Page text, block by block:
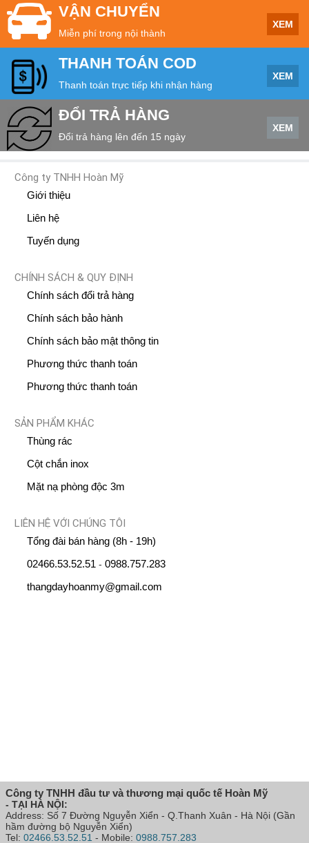
VẬN CHUYỂN
Miễn phí trong nội thành
XEM
THANH TOÁN COD
Thanh toán trực tiếp khi nhận hàng
XEM
ĐỔI TRẢ HÀNG
Đổi trả hàng lên đến 15 ngày
XEM
Công ty TNHH Hoàn Mỹ
Giới thiệu
Liên hệ
Tuyến dụng
CHÍNH SÁCH & QUY ĐỊNH
Chính sách đổi trả hàng
Chính sách bảo hành
Chính sách bảo mật thông tin
Phương thức thanh toán
Phương thức thanh toán
SẢN PHẨM KHÁC
Thùng rác
Cột chắn inox
Mặt nạ phòng độc 3m
LIÊN HỆ VỚI CHÚNG TÔI
Tổng đài bán hàng (8h - 19h)
02466.53.52.51 - 0988.757.283
thangdayhoanmy@gmail.com
Công ty TNHH đầu tư và thương mại quốc tế Hoàn Mỹ
- TẠI HÀ NỘI:
Address: Số 7 Đường Nguyễn Xiển - Q.Thanh Xuân - Hà Nội (Gần
hầm đường bộ Nguyễn Xiển)
Tel: 02466.53.52.51 - Mobile: 0988.757.283